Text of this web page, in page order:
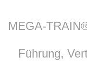
MEGA-
Führung,